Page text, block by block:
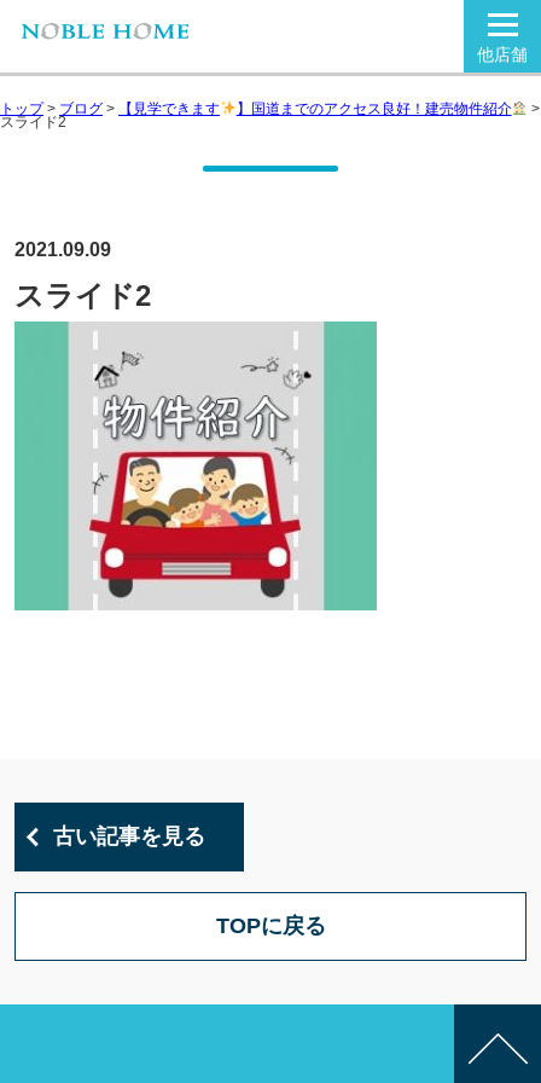
他店舗
トップ> ブログ > 【見学できます 】国道までのアクセス良好！建売物件紹介 >
スライド2
2021.09.09
スライド2
古い記事を見る
TOPに戻る